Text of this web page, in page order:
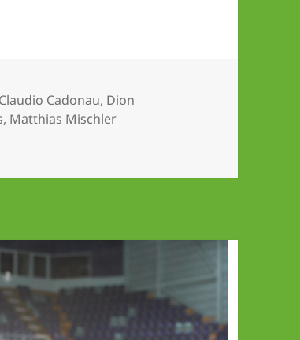
Schlagwörter
Claudio Cadonau, Dion
, Matthias Mischler
den Sieg gestohlen …